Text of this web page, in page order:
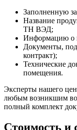
Заполненную
Название
ТН ВЭД;
Информацию о
Документы,
контракт);
Технические
помещения.
Эксперты нашего
любым возникшим
полный комплект
Стоимость и